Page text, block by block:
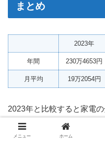
まとめ
2023年
年間 230万4653円
月平均 19万2054円
2023年と比較すると家電
金完済などで年間出費額
メニュー ホーム